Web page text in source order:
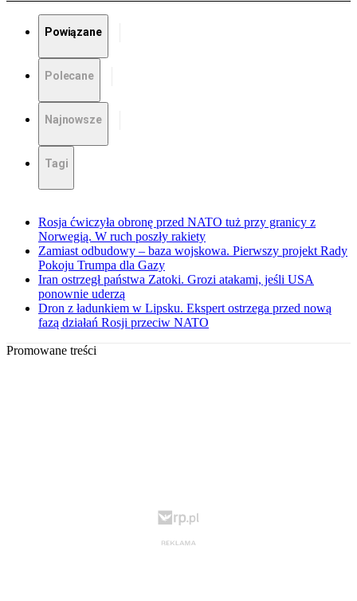
Powiązane
Polecane
Najnowsze
Tagi
Rosja ćwiczyła obronę przed NATO tuż przy granicy z
Norwegią. W ruch poszły rakiety
Zamiast odbudowy – baza wojskowa. Pierwszy projekt Rady
Pokoju Trumpa dla Gazy
Iran ostrzegł państwa Zatoki. Grozi atakami, jeśli USA
ponownie uderzą
Dron z ładunkiem w Lipsku. Ekspert ostrzega przed nową
fazą działań Rosji przeciw NATO
Promowane treści